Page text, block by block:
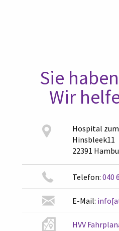
Sie
Wir
Hospital
Hinsbleek11
22391
Telefon: 040
E-Mail:
HVV